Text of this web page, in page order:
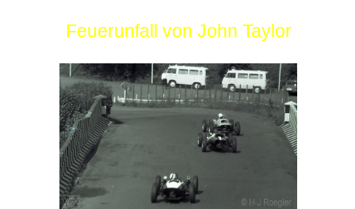
Feuerunfall von John Taylor